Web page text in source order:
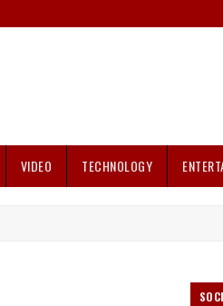
VIDEO TECHNOLOGY